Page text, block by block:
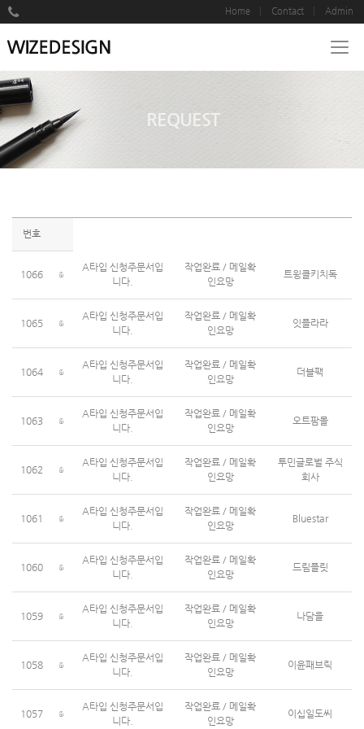
Home Contact Admin
REQUEST
번호
1066
A타입 신청주문서입
니다.
작업완료 / 메일확
인요망
트윙클키치독
1065
A타입 신청주문서입
니다.
작업완료 / 메일확
인요망
잇플라라
1064
A타입 신청주문서입
니다.
작업완료 / 메일확
인요망
더블팩
1063
A타입 신청주문서입
니다.
작업완료 / 메일확
인요망
오트팜몰
1062
A타입 신청주문서입
니다.
작업완료 / 메일확
인요망
투민글로벌 주식
회사
1061
A타입 신청주문서입
니다.
작업완료 / 메일확
인요망
Bluestar
1060
A타입 신청주문서입
니다.
작업완료 / 메일확
인요망
드림플릿
1059
A타입 신청주문서입
니다.
작업완료 / 메일확
인요망
나담을
1058
A타입 신청주문서입
니다.
작업완료 / 메일확
인요망
이윤패브릭
1057
A타입 신청주문서입
니다.
작업완료 / 메일확
인요망
이십일도씨